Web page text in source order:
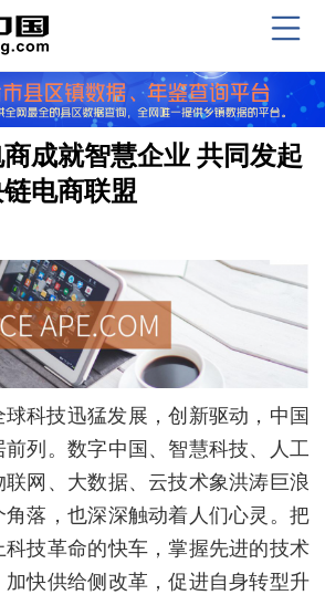
成就智慧企业 共同发起
电商联盟
科技迅猛发展，创新驱动，中国
列。数字中国、智慧科技、人工
网、大数据、云技术象洪涛巨浪
落，也深深触动着人们心灵。把
技革命的快车，掌握先进的技术
加快供给侧改革，促进自身转型升